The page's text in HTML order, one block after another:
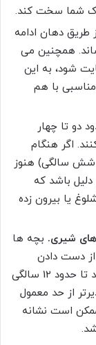
شما سخت کند.
دهان ادامه
همچنین می
شود، به این
با هم
دو تا چهار
اگر هنگام
شش سالگی) هنوز
دلیل باشد که
یا بیرون زده
شیری. بچه ها
دست دادن
دندان های شیری خود می کنند و این روند تا حدود 12 سالگی
از حد معمول
است نشانه